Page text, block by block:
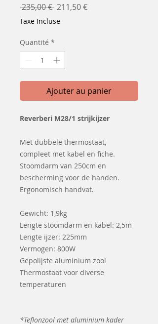
235,00 € Prix
original
211,50 €Prix
Taxe Incluse
Quantité *
Ajouter au panier
Reverberi M28/1 strijkijzer
Met dubbele thermostaat,
compleet met kabel en fiche.
Stoomdarm van 250cm en
bescherming voor de handen.
Ergonomisch handvat.
Gewicht: 1,9kg
Lengte stoomdarm en kabel: 2,5m
Lengte ijzer: 225mm
Vermogen: 800W
Gepolijste aluminium zool
Thermostaat voor diverse
temperaturen
*Teflonzool met aluminium kader